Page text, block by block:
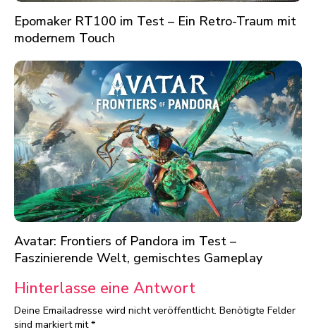
Epomaker RT100 im Test – Ein Retro-Traum mit
modernem Touch
Avatar: Frontiers of Pandora im Test –
Faszinierende Welt, gemischtes Gameplay
Hinterlasse eine Antwort
Deine Emailadresse wird nicht veröffentlicht. Benötigte Felder
sind markiert mit*